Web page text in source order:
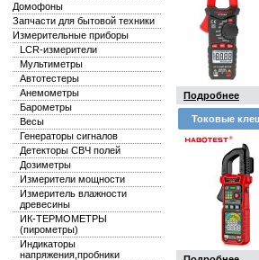
Домофоны
Запчасти для бытовой техники
Измерительные приборы
LCR-измерители
Mультиметры
Автотестеры
Анемометры
Барометры
Весы
Генераторы сигналов
Детекторы СВЧ полей
Дозиметры
Измерители мощности
Измеритель влажности
древесины
ИК-ТЕРМОМЕТРЫ
(пирометры)
Индикаторы
напряжения,пробники
Подробнее
Токовые